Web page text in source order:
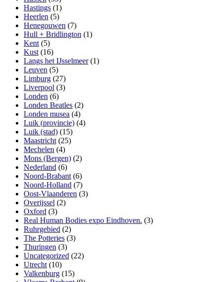
Hastings (1)
Heerlen (5)
Henegouwen (7)
Hull + Bridlington (1)
Kent (5)
Kust (16)
Langs het IJsselmeer(1)
Leuven (5)
Limburg (27)
Liverpool (3)
Londen (6)
Londen Beatles (2)
Londen musea (4)
Luik (provincie) (4)
Luik (stad) (15)
Maastricht (25)
Mechelen (4)
Mons (Bergen) (2)
Nederland (6)
Noord-Brabant (6)
Noord-Holland (7)
Oost-Vlaanderen (3)
Overijssel (2)
Oxford (3)
Real Human Bodies expo Eindhoven. (3)
Ruhrgebied (2)
The Potteries (3)
Thuringen (3)
Uncategorized (22)
Utrecht (10)
Valkenburg (15)